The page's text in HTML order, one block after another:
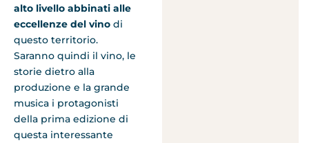
alto livello abbinati alle
eccellenze del vino di
questo territorio.
Saranno quindi il vino, le
storie dietro alla
produzione e la grande
musica i protagonisti
della prima edizione di
questa interessante